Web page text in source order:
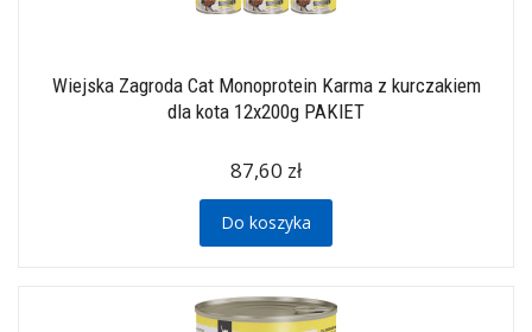
Wiejska Zagroda Cat Monoprotein Karma z kurczakiem
dla kota 12x200g PAKIET
87,60 zł
Do koszyka